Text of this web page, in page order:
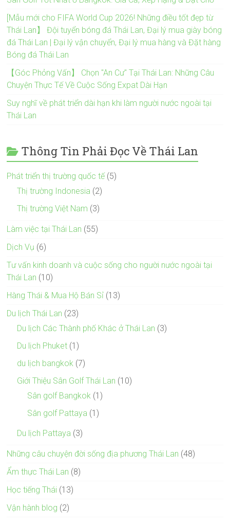
[Mẫu mới cho FIFA World Cup 2026! Những điều tốt đẹp từ
Thái Lan】 Đội tuyển bóng đá Thái Lan, Đại lý mua giày bóng
đá Thái Lan | Đại lý vận chuyển, Đại lý mua hàng và Đặt hàng
Bóng đá Thái Lan
【Góc Phỏng Vấn】 Chọn "An Cư" Tại Thái Lan: Những Câu
Chuyện Thực Tế Về Cuộc Sống Expat Dài Hạn
Suy nghĩ về phát triển dài hạn khi làm người nước ngoài tại
Thái Lan
Thông Tin Phải Đọc Về Thái Lan
Phát triển thị trường quốc tế(5)
Thị trường Indonesia (2)
Thị trường Việt Nam (3)
Làm việc tại Thái Lan (55)
Dịch Vụ (6)
Tư vấn kinh doanh và cuộc sống cho người nước ngoài tại
Thái Lan (10)
Hàng Thái & Mua Hộ Bán Sỉ (13)
Du lịch Thái Lan (23)
Du lịch Các Thành phố Khác ở Thái Lan (3)
Du lịch Phuket (1)
du lịch bangkok (7)
Giới Thiệu Sân Golf Thái Lan (10)
Sân golf Bangkok (1)
Sân golf Pattaya (1)
Du lịch Pattaya (3)
Những câu chuyện đời sống địa phương Thái Lan (48)
Ẩm thực Thái Lan (8)
Học tiếng Thái (13)
Vận hành blog (2)